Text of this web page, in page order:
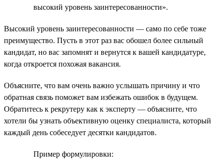
высокий уровень заинтересованности».
Высокий уровень заинтересованности — само по себе тоже
преимущество. Пусть в этот раз вас обошел более сильный
кандидат, но вас запомнят и вернутся к вашей кандидатуре,
когда откроется похожая вакансия.
Объясните, что вам очень важно услышать причину и что
обратная связь поможет вам избежать ошибок в будущем.
Обратитесь к рекрутеру как к эксперту — объясните, что
хотели бы узнать объективную оценку специалиста, который
каждый день собеседует десятки кандидатов.
Пример формулировки: